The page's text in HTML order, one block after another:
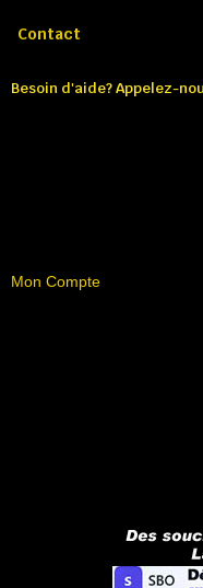
Contact
Besoin d'aide? Appelez-
Mon Compte